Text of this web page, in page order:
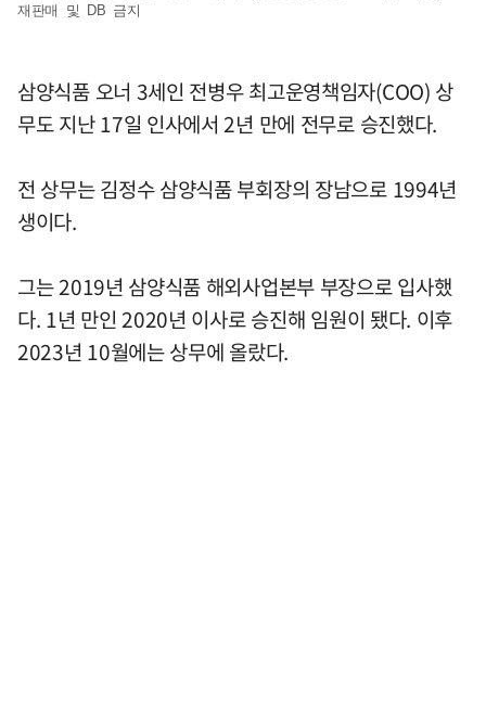
재판매 및 DB 금지
삼양식품 오너 3세인 전병우 최고운영책임자(COO) 상
무도 지난 17일 인사에서 2년 만에 전무로 승진했다.
전 상무는 김정수 삼양식품 부회장의 장남으로 1994년
생이다.
그는 2019년 삼양식품 해외사업본부 부장으로 입사했
다. 1년 만인 2020년 이사로 승진해 임원이 됐다. 이후
2023년 10월에는 상무에 올랐다.